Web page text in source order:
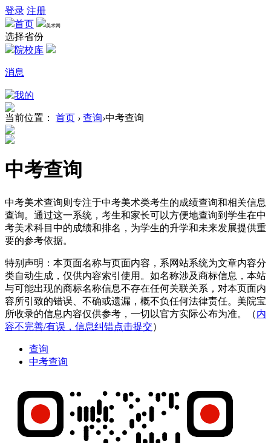
登录 注册
首页
美术网
选择省份
院校库
消息
我的
当前位置： 首页 › 查询›中考查询
中考查询
中考美术查询则专注于中考美术类考生的成绩查询和相关信息
查询。通过这一系统，考生和家长可以方便地查询到学生在中
考美术科目中的成绩和排名，为学生的升学和未来发展提供重
要的参考依据。
特别声明：本页面名称与页面内容，系网站系统为文章内容分
类自动生成，仅供内容索引使用。如名称涉及商标信息，本站
与可能出现的商标名称信息不存在任何关联关系，对本页面内
容所引致的错误、不确或遗漏，概不负任何法律责任。美院宝
所收录的信息内容仅供参考，一切以官方实际公布为准。（内
容不完善/有误，信息纠错点击提交）
查询
中考查询